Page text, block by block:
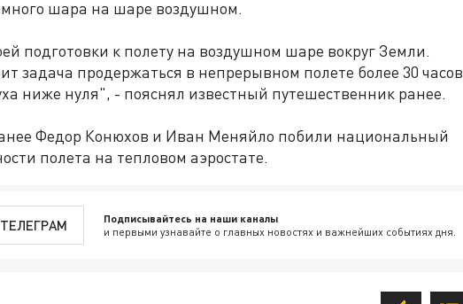
шара на шаре воздушном.
подготовки к полету на воздушном шаре вокруг Земли.
задача продержаться в непрерывном полете более 30 часов
ниже нуля", - пояснял известный путешественник ранее.
Федор Конюхов и Иван Меняйло побили национальный
полета на тепловом аэростате.
ТЕЛЕГРАМ Подписывайтесь на наши каналы
и первыми узнавайте о главных новостях и важнейших событиях дня.